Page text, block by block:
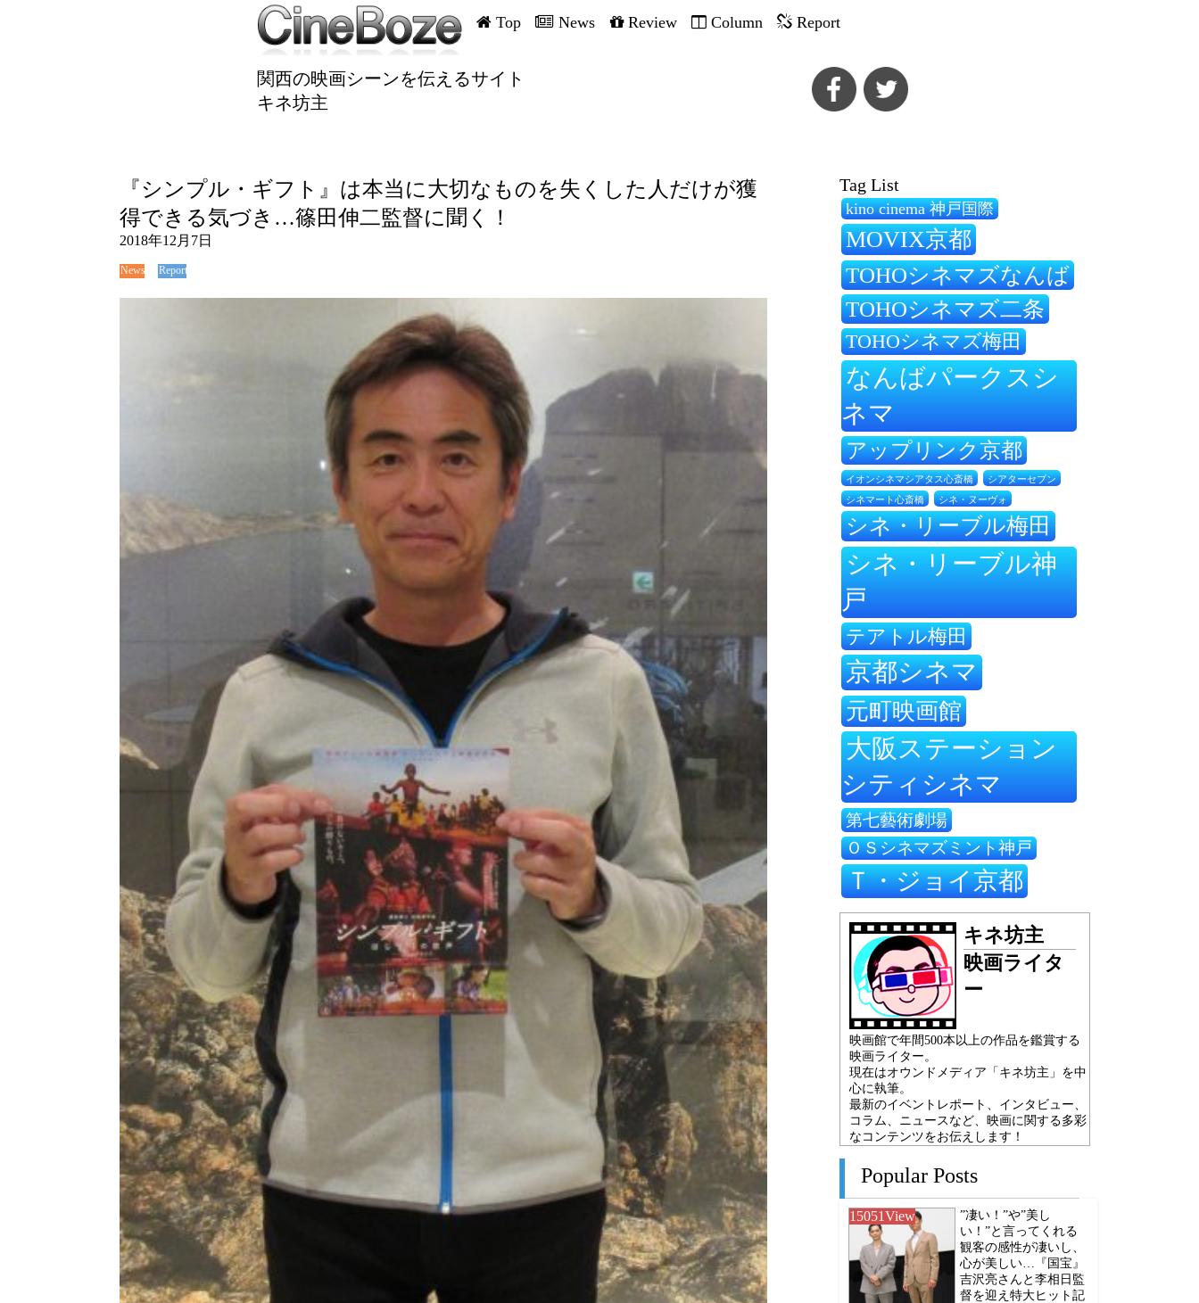
Top News Review Column Report
関西の映画シーンを伝えるサイト
キネ坊主
『シンプル・ギフト』は本当に大切なものを失くした人だけが獲
得できる気づき…篠田伸二監督に聞く！
2018年12月7日
News Report
Tag List
kino cinema 神戸国際
MOVIX京都
TOHOシネマズなんば
TOHOシネマズ二条
TOHOシネマズ梅田
なんばパークスシ
ネマ
アップリンク京都
イオンシネマシアタス心斎橋 シアターセブン
シネマート心斎橋 シネ・ヌーヴォ
シネ・リーブル梅田
シネ・リーブル神
戸
テアトル梅田
京都シネマ
元町映画館
大阪ステーション
シティシネマ
第七藝術劇場
ＯＳシネマズミント神戸
Ｔ・ジョイ京都
キネ坊主
映画ライタ
ー
映画館で年間500本以上の作品を鑑賞する
映画ライター。
現在はオウンドメディア「キネ坊主」を中
心に執筆。
最新のイベントレポート、インタビュー、
コラム、ニュースなど、映画に関する多彩
なコンテンツをお伝えします！
Popular Posts
15051View
”凄い！”や”美し
い！”と言ってくれる
観客の感性が凄いし、
心が美しい…『国宝』
吉沢亮さんと李相日監
督を迎え特大ヒット記